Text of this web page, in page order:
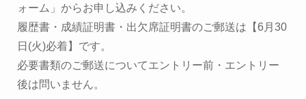
ォーム」からお申し込みください。
履歴書・成績証明書・出欠席証明書のご郵送は【6月30
日(火)必着】です。
必要書類のご郵送についてエントリー前・エントリー
後は問いません。